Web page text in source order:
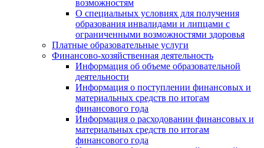
возможностям
О специальных условиях для получения
образования инвалидами и липцами с
ограниченными возможностями здоровья
Платные образовательные услуги
Финансово-хозяйственная деятельность
Информация об объеме образовательной
деятельности
Информация о поступлении финансовых и
материальных средств по итогам
финансового года
Информация о расходовании финансовых и
материальных средств по итогам
финансового года